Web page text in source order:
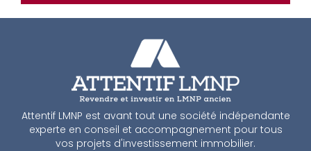
Attentif LMNP est avant tout une société indépendante
experte en conseil et accompagnement pour tous
vos projets d'investissement immobilier.